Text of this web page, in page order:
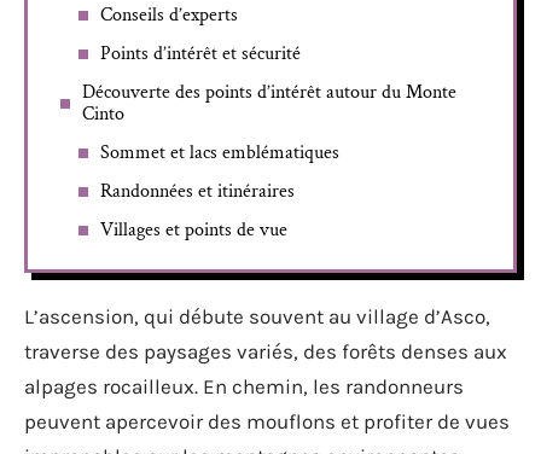
Conseils d’experts
Points d’intérêt et sécurité
Découverte des points d’intérêt autour du Monte
Cinto
Sommet et lacs emblématiques
Randonnées et itinéraires
Villages et points de vue
L’ascension, qui débute souvent au village d’Asco,
traverse des paysages variés, des forêts denses aux
alpages rocailleux. En chemin, les randonneurs
peuvent apercevoir des mouflons et profiter de vues